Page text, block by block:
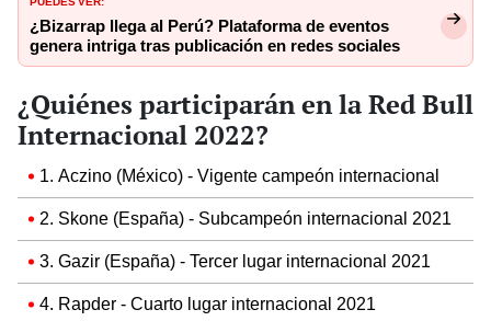
¿Bizarrap llega al Perú? Plataforma de eventos
genera intriga tras publicación en redes sociales
¿Quiénes participarán en la Red Bull
Internacional 2022?
1. Aczino (México) - Vigente campeón internacional
2. Skone (España) - Subcampeón internacional 2021
3. Gazir (España) - Tercer lugar internacional 2021
4. Rapder - Cuarto lugar internacional 2021